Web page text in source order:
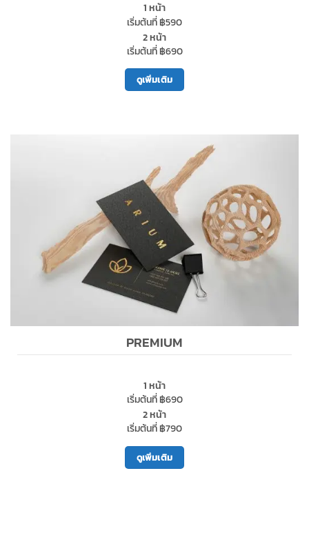
1 หน้า
เริ่มต้นที่ ฿590
2 หน้า
เริ่มต้นที่ ฿690
ดูเพิ่มเติม
PREMIUM
1 หน้า
เริ่มต้นที่ ฿690
2 หน้า
เริ่มต้นที่ ฿790
ดูเพิ่มเติม